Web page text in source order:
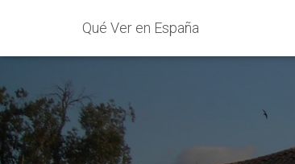
Qué Ver en España